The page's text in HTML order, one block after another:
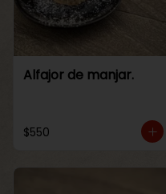
Alfajor de manjar.
$550